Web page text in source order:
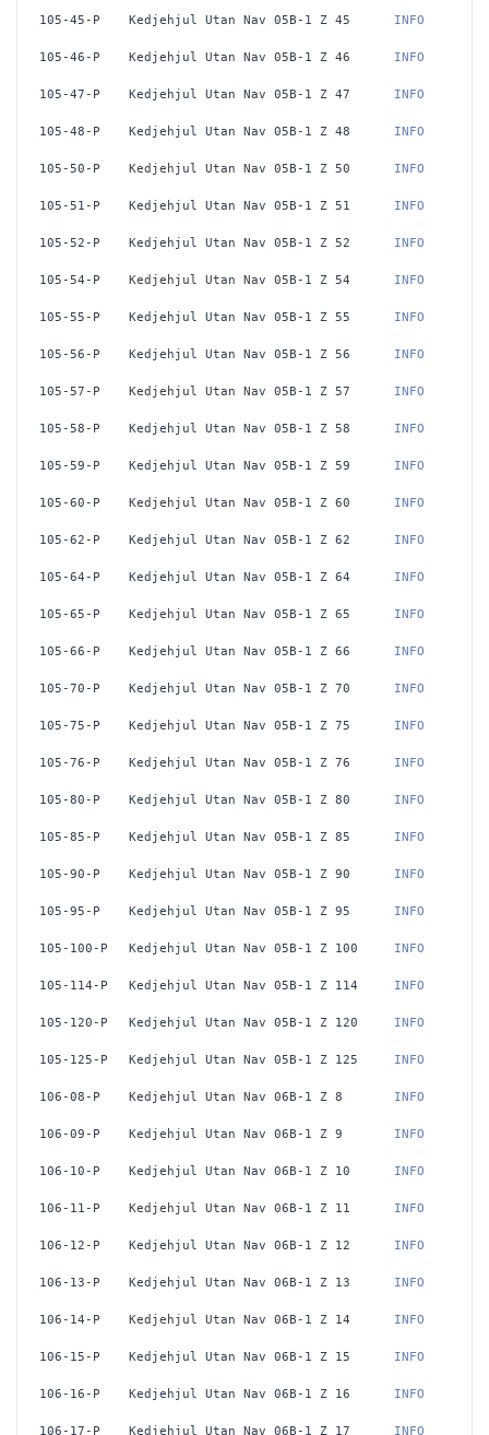
105-45-P Kedjehjul Utan Nav 05B-1 Z 45 INFO
105-46-P Kedjehjul Utan Nav 05B-1 Z 46 INFO
105-47-P Kedjehjul Utan Nav 05B-1 Z 47 INFO
105-48-P Kedjehjul Utan Nav 05B-1 Z 48 INFO
105-50-P Kedjehjul Utan Nav 05B-1 Z 50 INFO
105-51-P Kedjehjul Utan Nav 05B-1 Z 51 INFO
105-52-P Kedjehjul Utan Nav 05B-1 Z 52 INFO
105-54-P Kedjehjul Utan Nav 05B-1 Z 54 INFO
105-55-P Kedjehjul Utan Nav 05B-1 Z 55 INFO
105-56-P Kedjehjul Utan Nav 05B-1 Z 56 INFO
105-57-P Kedjehjul Utan Nav 05B-1 Z 57 INFO
105-58-P Kedjehjul Utan Nav 05B-1 Z 58 INFO
105-59-P Kedjehjul Utan Nav 05B-1 Z 59 INFO
105-60-P Kedjehjul Utan Nav 05B-1 Z 60 INFO
105-62-P Kedjehjul Utan Nav 05B-1 Z 62 INFO
105-64-P Kedjehjul Utan Nav 05B-1 Z 64 INFO
105-65-P Kedjehjul Utan Nav 05B-1 Z 65 INFO
105-66-P Kedjehjul Utan Nav 05B-1 Z 66 INFO
105-70-P Kedjehjul Utan Nav 05B-1 Z 70 INFO
105-75-P Kedjehjul Utan Nav 05B-1 Z 75 INFO
105-76-P Kedjehjul Utan Nav 05B-1 Z 76 INFO
105-80-P Kedjehjul Utan Nav 05B-1 Z 80 INFO
105-85-P Kedjehjul Utan Nav 05B-1 Z 85 INFO
105-90-P Kedjehjul Utan Nav 05B-1 Z 90 INFO
105-95-P Kedjehjul Utan Nav 05B-1 Z 95 INFO
105-100-P Kedjehjul Utan Nav 05B-1 Z 100 INFO
105-114-P Kedjehjul Utan Nav 05B-1 Z 114 INFO
105-120-P Kedjehjul Utan Nav 05B-1 Z 120 INFO
105-125-P Kedjehjul Utan Nav 05B-1 Z 125 INFO
106-08-P Kedjehjul Utan Nav 06B-1 Z 8 INFO
106-09-P Kedjehjul Utan Nav 06B-1 Z 9 INFO
106-10-P Kedjehjul Utan Nav 06B-1 Z 10 INFO
106-11-P Kedjehjul Utan Nav 06B-1 Z 11 INFO
106-12-P Kedjehjul Utan Nav 06B-1 Z 12 INFO
106-13-P Kedjehjul Utan Nav 06B-1 Z 13 INFO
106-14-P Kedjehjul Utan Nav 06B-1 Z 14 INFO
106-15-P Kedjehjul Utan Nav 06B-1 Z 15 INFO
106-16-P Kedjehjul Utan Nav 06B-1 Z 16 INFO
106-17-P Kedjehjul Utan Nav 06B-1 Z 17 INFO